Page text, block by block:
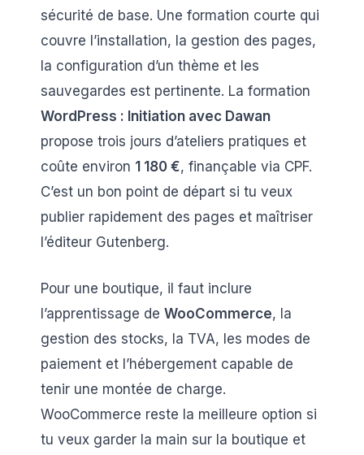
sécurité de base. Une formation courte qui
couvre l’installation, la gestion des pages,
la configuration d’un thème et les
sauvegardes est pertinente. La formation
WordPress : Initiation avec Dawan
propose trois jours d’ateliers pratiques et
coûte environ 1 180 €, finançable via CPF.
C’est un bon point de départ si tu veux
publier rapidement des pages et maîtriser
l’éditeur Gutenberg.
Pour une boutique, il faut inclure
l’apprentissage de WooCommerce, la
gestion des stocks, la TVA, les modes de
paiement et l’hébergement capable de
tenir une montée de charge.
WooCommerce reste la meilleure option si
tu veux garder la main sur la boutique et